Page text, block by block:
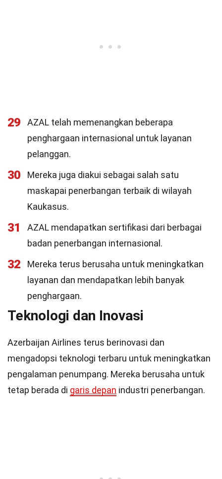
29
AZAL telah memenangkan beberapa
penghargaan internasional untuk layanan
pelanggan.
30
Mereka juga diakui sebagai salah satu
maskapai penerbangan terbaik di wilayah
Kaukasus.
31
AZAL mendapatkan sertifikasi dari berbagai
badan penerbangan internasional.
32
Mereka terus berusaha untuk meningkatkan
layanan dan mendapatkan lebih banyak
penghargaan.
Teknologi dan Inovasi
Azerbaijan Airlines terus berinovasi dan
mengadopsi teknologi terbaru untuk meningkatkan
pengalaman penumpang. Mereka berusaha untuk
tetap berada di garis depan industri penerbangan.